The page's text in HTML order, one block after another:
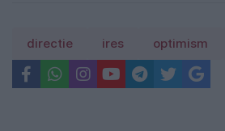
directie ires optimism